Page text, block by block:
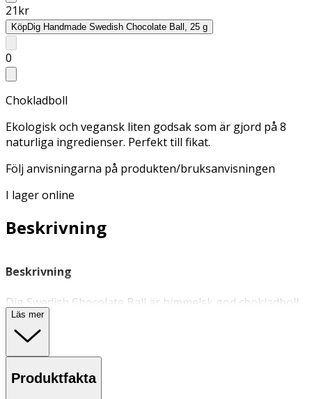
21kr
KöpDig Handmade Swedish Chocolate Ball, 25 g
0
Chokladboll
Ekologisk och vegansk liten godsak som är gjord på 8
naturliga ingredienser. Perfekt till fikat.
Följ anvisningarna på produkten/bruksanvisningen
I lager online
Beskrivning
Beskrivning
Dig Swedish Chocolate Ball är himmelsk god chokladboll
gjord på åtta enkla ingredienser, bland annat kakao,
kokos, kaffe och sötad med kokosnektar. Perfekt som
glutenfri och vegansk.
Läs mer
Produktfakta